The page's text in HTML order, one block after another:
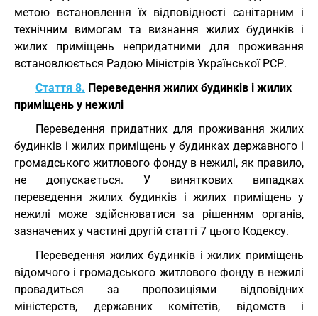
метою встановлення їх відповідності санітарним і
технічним вимогам та визнання жилих будинків і
жилих приміщень непридатними для проживання
встановлюється Радою Міністрів Української РСР.
Стаття 8. Переведення жилих будинків і жилих
приміщень у нежилі
Переведення придатних для проживання жилих
будинків і жилих приміщень у будинках державного і
громадського житлового фонду в нежилі, як правило,
не допускається. У виняткових випадках
переведення жилих будинків і жилих приміщень у
нежилі може здійснюватися за рішенням органів,
зазначених у частині другій статті 7 цього Кодексу.
Переведення жилих будинків і жилих приміщень
відомчого і громадського житлового фонду в нежилі
провадиться за пропозиціями відповідних
міністерств, державних комітетів, відомств і